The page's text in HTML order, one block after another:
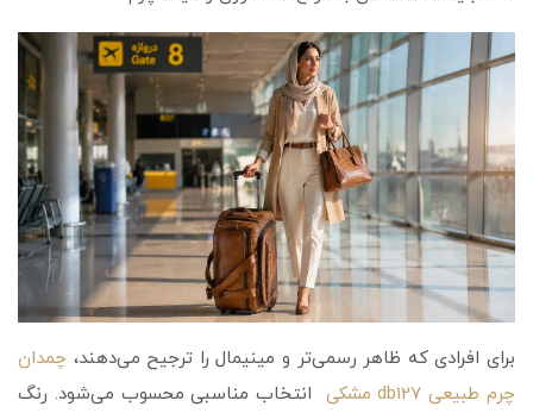
برای افرادی که ظاهر رسمی‌تر و مینیمال را ترجیح می‌دهند، چمدان
چرم طبیعی db127 مشکی
انتخاب مناسبی محسوب می‌شود. رنگ